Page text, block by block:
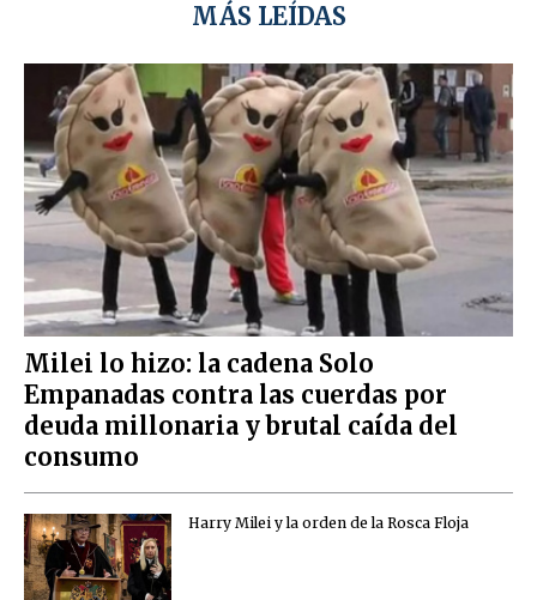
MÁS LEÍDAS
Milei lo hizo: la cadena Solo
Empanadas contra las cuerdas por
deuda millonaria y brutal caída del
consumo
Harry Milei y la orden de la Rosca Floja